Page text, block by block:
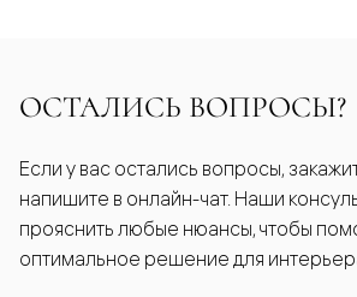
ОСТАЛИСЬ ВОПРОСЫ?
Если у вас остались вопросы,
напишите в онлайн-чат. Наши
прояснить любые нюансы, чтобы
оптимальное решение для